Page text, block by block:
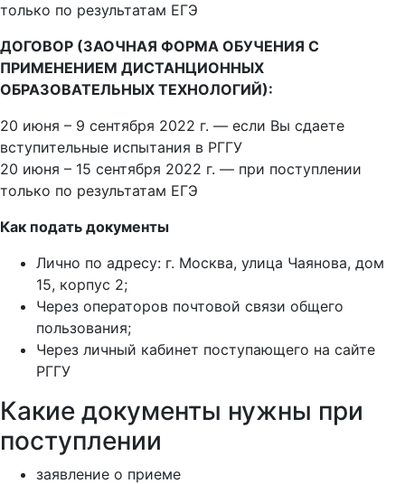
только по результатам ЕГЭ
ДОГОВОР (ЗАОЧНАЯ ФОРМА ОБУЧЕНИЯ С
ПРИМЕНЕНИЕМ ДИСТАНЦИОННЫХ
ОБРАЗОВАТЕЛЬНЫХ ТЕХНОЛОГИЙ):
20 июня – 9 сентября 2022 г. — если Вы сдаете
вступительные испытания в РГГУ
20 июня – 15 сентября 2022 г. — при поступлении
только по результатам ЕГЭ
Как подать документы
Лично по адресу: г. Москва, улица Чаянова, дом
15, корпус 2;
Через операторов почтовой связи общего
пользования;
Через личный кабинет поступающего на сайте
РГГУ
Какие документы нужны при
поступлении
заявление о приеме